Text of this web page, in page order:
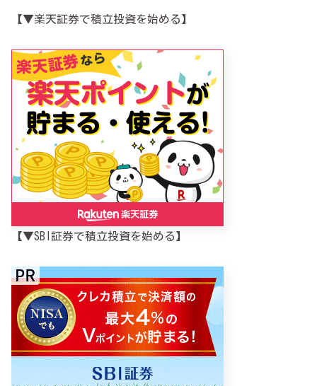
【▼楽天証券で積立投資を始める】
【▼SBI証券で積立投資を始める】